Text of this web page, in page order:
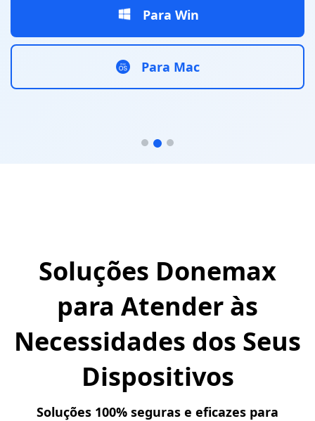
Para Win
Para Mac
Soluções Donemax
para Atender às
Necessidades dos Seus
Dispositivos
Soluções 100% seguras e eficazes para